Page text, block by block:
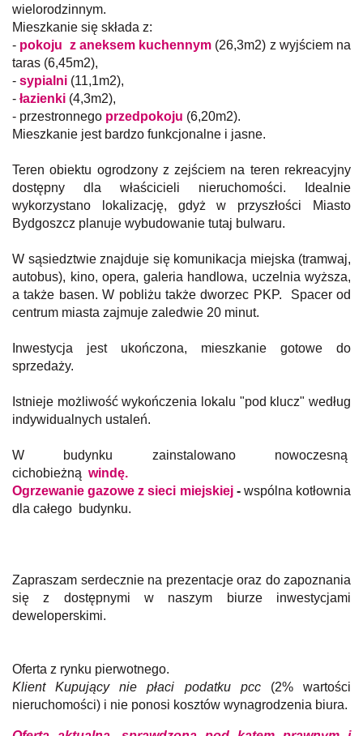
wielorodzinnym.
Mieszkanie się składa z:
- pokoju z aneksem kuchennym (26,3m2) z wyjściem na
taras (6,45m2),
- sypialni (11,1m2),
- łazienki (4,3m2),
- przestronnego przedpokoju (6,20m2).
Mieszkanie jest bardzo funkcjonalne i jasne.
Teren obiektu ogrodzony z zejściem na teren rekreacyjny
dostępny dla właścicieli nieruchomości. Idealnie
wykorzystano lokalizację, gdyż w przyszłości Miasto
Bydgoszcz planuje wybudowanie tutaj bulwaru.
W sąsiedztwie znajduje się komunikacja miejska (tramwaj,
autobus), kino, opera, galeria handlowa, uczelnia wyższa,
a także basen. W pobliżu także dworzec PKP. Spacer od
centrum miasta zajmuje zaledwie 20 minut.
Inwestycja jest ukończona, mieszkanie gotowe do
sprzedaży.
Istnieje możliwość wykończenia lokalu "pod klucz" według
indywidualnych ustaleń.
W budynku zainstalowano nowoczesną
cichobieżną windę.
Ogrzewanie gazowe z sieci miejskiej- wspólna kotłownia
dla całego budynku.
Zapraszam serdecznie na prezentacje oraz do zapoznania
się z dostępnymi w naszym biurze inwestycjami
deweloperskimi.
Oferta z rynku pierwotnego.
Klient Kupujący nie płaci podatku pcc(2% wartości
nieruchomości) i nie ponosi kosztów wynagrodzenia biura.